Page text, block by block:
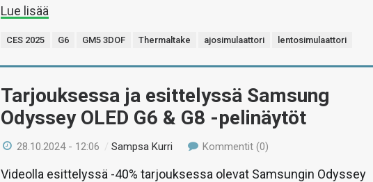
Lue lisää
CES 2025 G6 GM5 3DOF Thermaltake ajosimulaattori lentosimulaattori
Tarjouksessa ja esittelyssä Samsung
Odyssey OLED G6 & G8 -pelinäytöt
28.10.2024 - 12:06 /Sampsa Kurri Kommentit (0)
Videolla esittelyssä -40% tarjouksessa olevat Samsungin Odyssey